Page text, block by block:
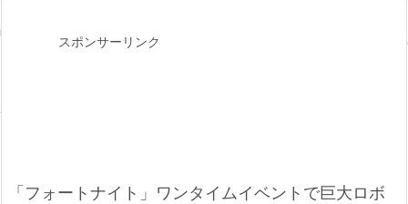
スポンサーリンク
「フォートナイト」ワンタイムイベントで巨大ロボ